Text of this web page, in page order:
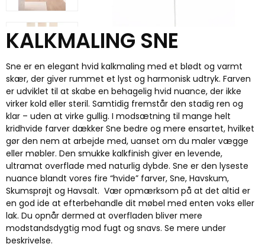
KALKMALING SNE
Sne er en elegant hvid kalkmaling med et blødt og varmt
skær, der giver rummet et lyst og harmonisk udtryk. Farven
er udviklet til at skabe en behagelig hvid nuance, der ikke
virker kold eller steril. Samtidig fremstår den stadig ren og
klar – uden at virke gullig. I modsætning til mange helt
kridhvide farver dækker Sne bedre og mere ensartet, hvilket
gør den nem at arbejde med, uanset om du maler vægge
eller møbler. Den smukke kalkfinish giver en levende,
ultramat overflade med naturlig dybde. Sne er den lyseste
nuance blandt vores fire “hvide” farver, Sne, Havskum,
Skumsprøjt og Havsalt. Vær opmærksom på at det altid er
en god ide at efterbehandle dit møbel med enten voks eller
lak. Du opnår dermed at overfladen bliver mere
modstandsdygtig mod fugt og snavs. Se mere under
beskrivelse.